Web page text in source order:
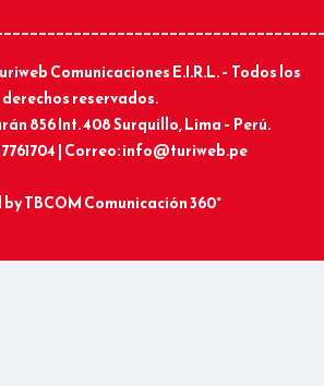
Comunicaciones E.I.R.L. – Todos los
derechos reservados.
856 Int. 408 Surquillo, Lima – Perú.
| Correo: info@turiweb.pe
byTBCOM Comunicación 360°